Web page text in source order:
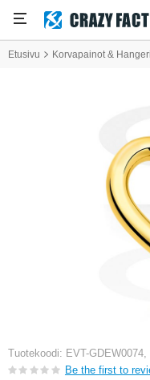
Etusivu Korvapainot &
Tuotekoodi: EVT-GDEW0074,
Be the first to